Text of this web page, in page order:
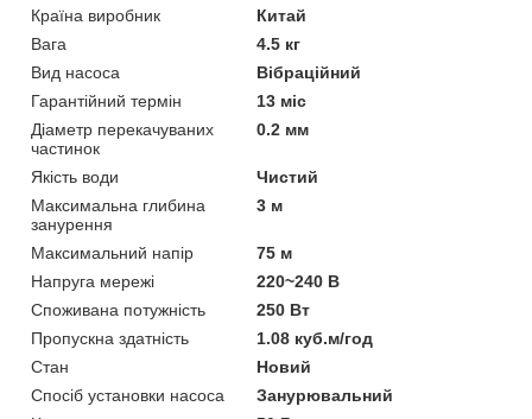
Країна виробник
Китай
Вага
4.5 кг
Вид насоса
Вібраційний
Гарантійний термін
13 міс
Діаметр перекачуваних
частинок
0.2 мм
Якість води
Чистий
Максимальна глибина
занурення
3 м
Максимальний напір
75 м
Напруга мережі
220~240 В
Споживана потужність
250 Вт
Пропускна здатність
1.08 куб.м/год
Стан
Новий
Спосіб установки насоса
Занурювальний